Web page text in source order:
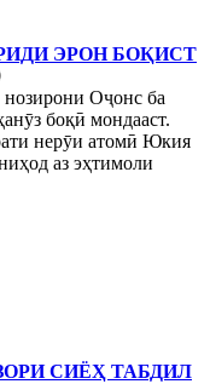
ЭРОН БОҚИСТ
Оҷонс ба
боқӣ мондааст.
нерӯи атомӣ Юкия
аз эҳтимоли
СИЁҲ ТАБДИЛ